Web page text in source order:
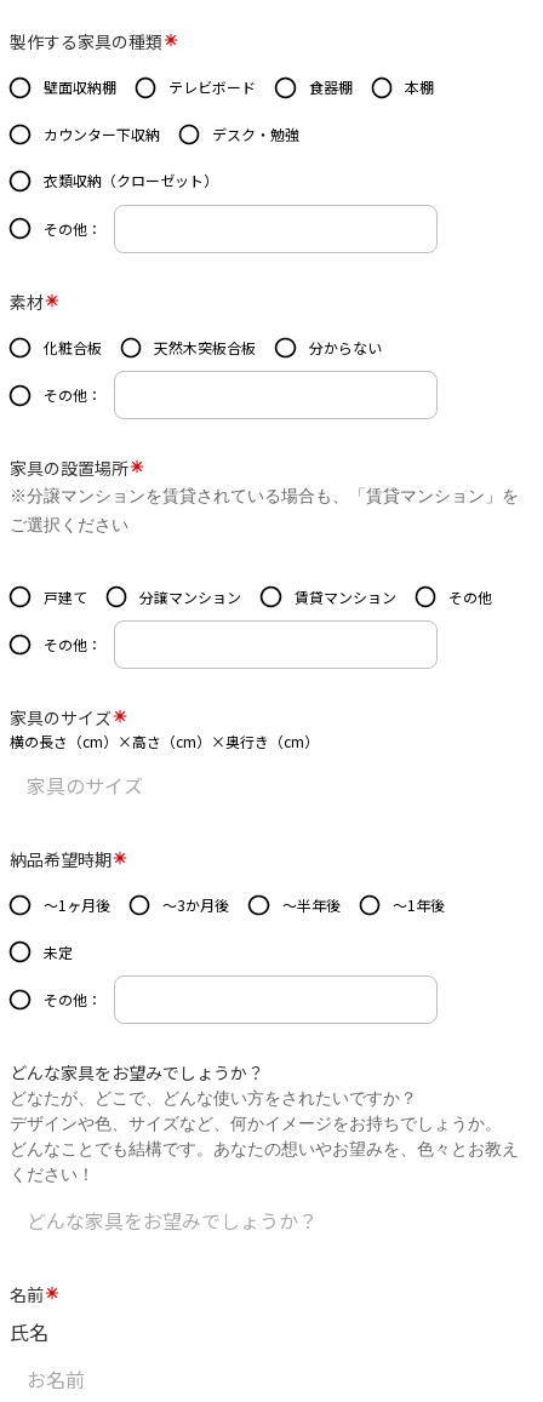
製作する家具の種類
壁面収納棚 テレビボード 食器棚 本棚
カウンター下収納 デスク・勉強
衣類収納（クローゼット）
その他：
素材
化粧合板 天然木突板合板 分からない
その他：
家具の設置場所
※分譲マンションを賃貸されている場合も、「賃貸マンション」を
ご選択ください
戸建て 分譲マンション 賃貸マンション その他
その他：
家具のサイズ
横の長さ（cm）×高さ（cm）×奥行き（cm）
納品希望時期
～1ヶ月後 ～3か月後 ～半年後 ～1年後
未定
その他：
どんな家具をお望みでしょうか？
どなたが、どこで、どんな使い方をされたいですか？
デザインや色、サイズなど、何かイメージをお持ちでしょうか。
どんなことでも結構です。あなたの想いやお望みを、色々とお教え
ください！
名前
氏名